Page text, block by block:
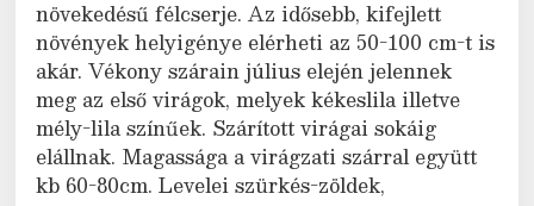
növekedésű félcserje. Az idősebb, kifejlett
növények helyigénye elérheti az 50-100 cm-t is
akár. Vékony szárain július elején jelennek
meg az első virágok, melyek kékeslila illetve
mély-lila színűek. Szárított virágai sokáig
elállnak. Magassága a virágzati szárral együtt
kb 60-80cm. Levelei szürkés-zöldek,